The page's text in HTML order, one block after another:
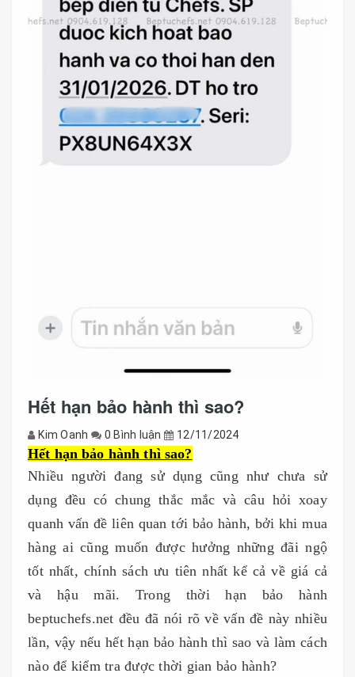
Hết hạn bảo hành thì sao?
Kim Oanh 0 Bình luận 12/11/2024
Hết hạn bảo hành thì sao?
Nhiều người đang sử dụng cũng như chưa sử
dụng đều có chung thắc mắc và câu hỏi xoay
quanh vấn đề liên quan tới bảo hành, bởi khi mua
hàng ai cũng muốn được hưởng những đãi ngộ
tốt nhất, chính sách ưu tiên nhất kể cả về giá cả
và hậu mãi. Trong thời hạn bảo hành
beptuchefs.net đều đã nói rõ về vấn đề này nhiều
lần, vậy nếu hết hạn bảo hành thì sao và làm cách
nào để kiểm tra được thời gian bảo hành?